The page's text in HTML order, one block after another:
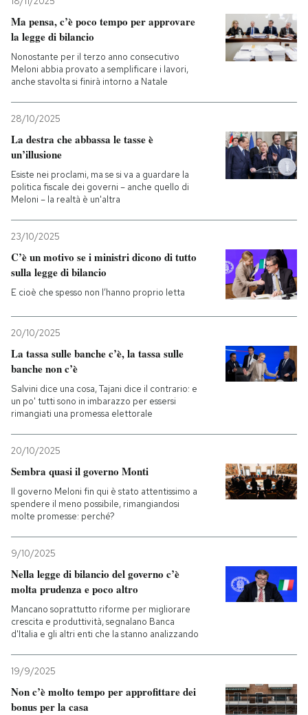
Ma pensa, c’è poco tempo per approvare
la legge di bilancio
Nonostante per il terzo anno consecutivo
Meloni abbia provato a semplificare i lavori,
anche stavolta si finirà intorno a Natale
28/10/2025
La destra che abbassa le tasse è
un’illusione
Esiste nei proclami, ma se si va a guardare la
politica fiscale dei governi – anche quello di
Meloni – la realtà è un'altra
23/10/2025
C’è un motivo se i ministri dicono di tutto
sulla legge di bilancio
E cioè che spesso non l’hanno proprio letta
20/10/2025
La tassa sulle banche c’è, la tassa sulle
banche non c’è
Salvini dice una cosa, Tajani dice il contrario: e
un po' tutti sono in imbarazzo per essersi
rimangiati una promessa elettorale
20/10/2025
Sembra quasi il governo Monti
Il governo Meloni fin qui è stato attentissimo a
spendere il meno possibile, rimangiandosi
molte promesse: perché?
9/10/2025
Nella legge di bilancio del governo c’è
molta prudenza e poco altro
Mancano soprattutto riforme per migliorare
crescita e produttività, segnalano Banca
d'Italia e gli altri enti che la stanno analizzando
19/9/2025
Non c’è molto tempo per approfittare dei
bonus per la casa